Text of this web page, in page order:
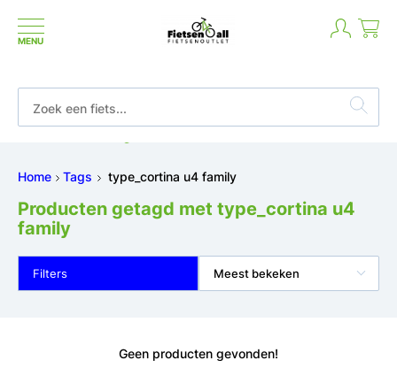
MENU
Home Tags type_cortina u4 family
Producten getagd met type_cortina u4
family
Filters Meest bekeken
Geen producten gevonden!